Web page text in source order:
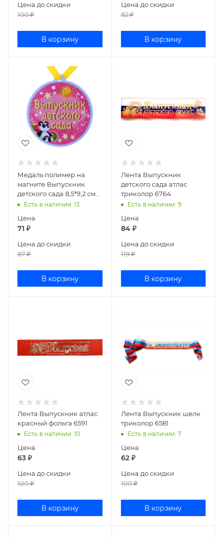
Цена до скидки
100₽
В корзину
Цена до скидки
82₽
В корзину
Медаль полимер на
магните Выпускник
детского сада 8,5*9,2 см
650289
Есть в наличии: 13
Цена
71 ₽
Цена до скидки
87₽
В корзину
Лента Выпускник
детского сада атлас
триколор 6764
Есть в наличии: 9
Цена
84₽
Цена до скидки
119₽
В корзину
Лента Выпускник атлас
красный фольга 6591
Есть в наличии: 10
Цена
63 ₽
Цена до скидки
100₽
В корзину
Лента Выпускник шелк
триколор 6581
Есть в наличии: 7
Цена
62₽
Цена до скидки
100₽
В корзину